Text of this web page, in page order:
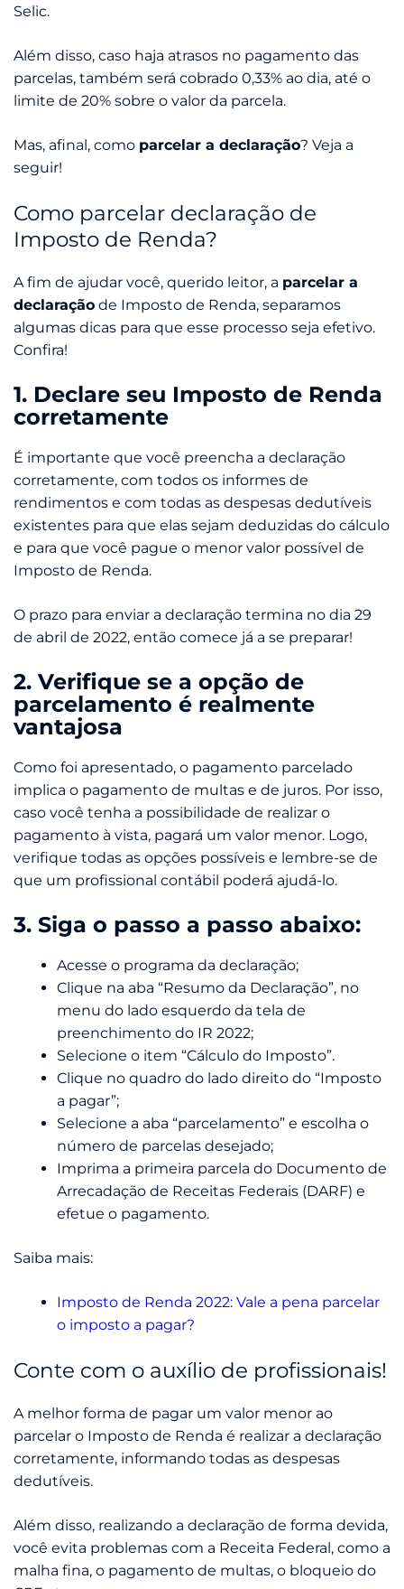
Selic.
Além disso, caso haja atrasos no pagamento das
parcelas, também será cobrado 0,33% ao dia, até o
limite de 20% sobre o valor da parcela.
Mas, afinal, como parcelar a declaração? Veja a
seguir!
Como parcelar declaração de
Imposto de Renda?
A fim de ajudar você, querido leitor, a parcelar a
declaração de Imposto de Renda, separamos
algumas dicas para que esse processo seja efetivo.
Confira!
1. Declare seu Imposto de Renda
corretamente
É importante que você preencha a declaração
corretamente, com todos os informes de
rendimentos e com todas as despesas dedutíveis
existentes para que elas sejam deduzidas do cálculo
e para que você pague o menor valor possível de
Imposto de Renda.
O prazo para enviar a declaração termina no dia 29
de abril de 2022, então comece já a se preparar!
2. Verifique se a opção de
parcelamento é realmente
vantajosa
Como foi apresentado, o pagamento parcelado
implica o pagamento de multas e de juros. Por isso,
caso você tenha a possibilidade de realizar o
pagamento à vista, pagará um valor menor. Logo,
verifique todas as opções possíveis e lembre-se de
que um profissional contábil poderá ajudá-lo.
3. Siga o passo a passo abaixo:
Acesse o programa da declaração;
Clique na aba “Resumo da Declaração”, no
menu do lado esquerdo da tela de
preenchimento do IR 2022;
Selecione o item “Cálculo do Imposto”.
Clique no quadro do lado direito do “Imposto
a pagar”;
Selecione a aba “parcelamento” e escolha o
número de parcelas desejado;
Imprima a primeira parcela do Documento de
Arrecadação de Receitas Federais (DARF) e
efetue o pagamento.
Saiba mais:
Imposto de Renda 2022: Vale a pena parcelar
o imposto a pagar?
Conte com o auxílio de profissionais!
A melhor forma de pagar um valor menor ao
parcelar o Imposto de Renda é realizar a declaração
corretamente, informando todas as despesas
dedutíveis.
Além disso, realizando a declaração de forma devida,
você evita problemas com a Receita Federal, como a
malha fina, o pagamento de multas, o bloqueio do